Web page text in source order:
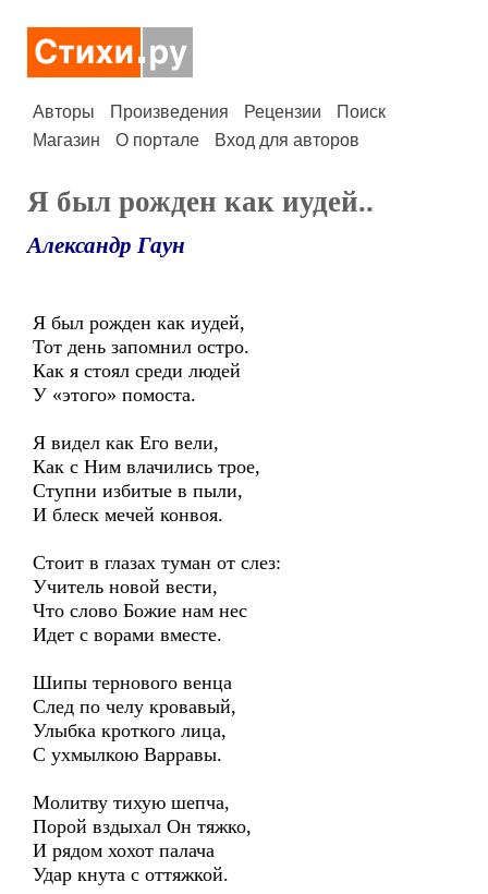
Авторы Произведения Рецензии
Поиск
Магазин
О портале Вход для авторов
Я был рожден как иудей..
Александр Гаун
Я был рожден как иудей,
Тот день запомнил остро.
Как я стоял среди людей
У «этого» помоста.
Я видел как Его вели,
Как с Ним влачились трое,
Ступни избитые в пыли,
И блеск мечей конвоя.
Стоит в глазах туман от слез:
Учитель новой вести,
Что слово Божие нам нес
Идет с ворами вместе.
Шипы тернового венца
След по челу кровавый,
Улыбка кроткого лица,
С ухмылкою Варравы.
Молитву тихую шепча,
Порой вздыхал Он тяжко,
И рядом хохот палача
Удар кнута с оттяжкой.